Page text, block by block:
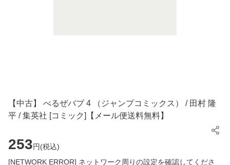
【中古】 べるぜバブ 4 （ジャンプコミックス） / 田村 隆
平 / 集英社 [コミック]【メール便送料無料】
253円(税込)
[NETWORK ERROR] ネットワーク周りの設定を確認してくださ